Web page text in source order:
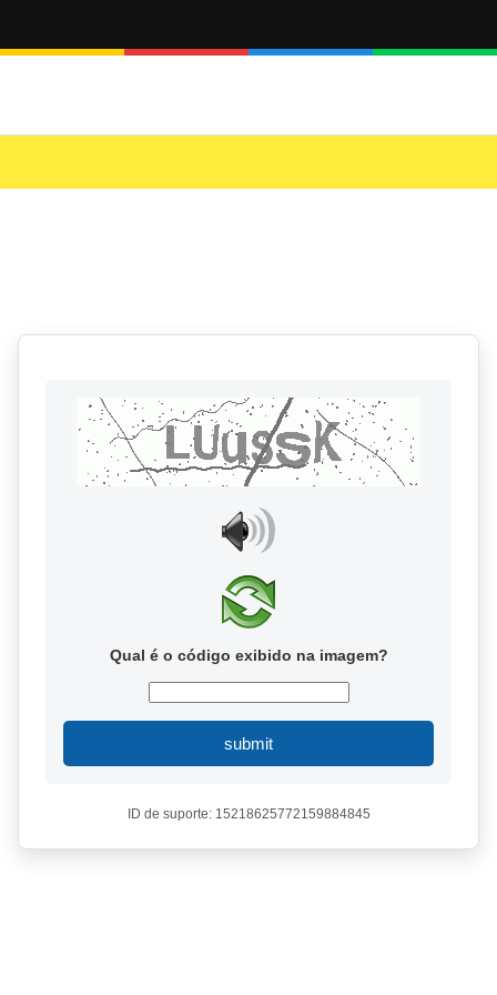
Qual é o código exibido na imagem?
submit
ID de suporte: 15218625772159884845